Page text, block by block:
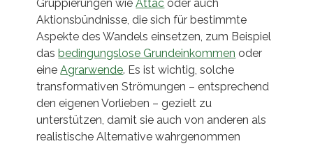
Gruppierungen wieAttac oder auch
Aktionsbündnisse, die sich für bestimmte
Aspekte des Wandels einsetzen, zum Beispiel
das bedingungslose Grundeinkommen oder
eineAgrarwende. Es ist wichtig, solche
transformativen Strömungen – entsprechend
den eigenen Vorlieben – gezielt zu
unterstützen, damit sie auch von anderen als
realistische Alternative wahrgenommen